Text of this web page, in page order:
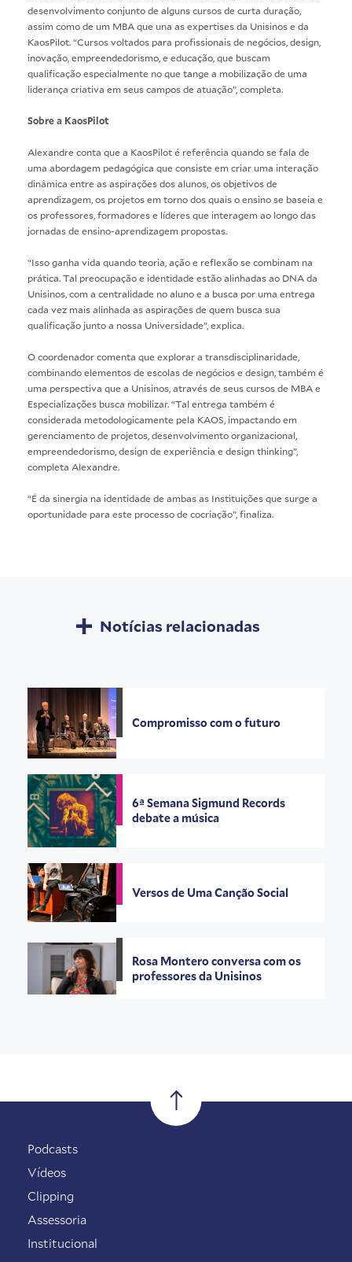
desenvolvimento conjunto de alguns cursos de curta duração,
assim como de um MBA que una as expertises da Unisinos e da
KaosPilot. “Cursos voltados para profissionais de negócios, design,
inovação, empreendedorismo, e educação, que buscam
qualificação especialmente no que tange a mobilização de uma
liderança criativa em seus campos de atuação”, completa.
Sobre a KaosPilot
Alexandre conta que a KaosPilot é referência quando se fala de
uma abordagem pedagógica que consiste em criar uma interação
dinâmica entre as aspirações dos alunos, os objetivos de
aprendizagem, os projetos em torno dos quais o ensino se baseia e
os professores, formadores e líderes que interagem ao longo das
jornadas de ensino-aprendizagem propostas.
“Isso ganha vida quando teoria, ação e reflexão se combinam na
prática. Tal preocupação e identidade estão alinhadas ao DNA da
Unisinos, com a centralidade no aluno e a busca por uma entrega
cada vez mais alinhada as aspirações de quem busca sua
qualificação junto a nossa Universidade”, explica.
O coordenador comenta que explorar a transdisciplinaridade,
combinando elementos de escolas de negócios e design, também é
uma perspectiva que a Unisinos, através de seus cursos de MBA e
Especializações busca mobilizar. “Tal entrega também é
considerada metodologicamente pela KAOS, impactando em
gerenciamento de projetos, desenvolvimento organizacional,
empreendedorismo, design de experiência e design thinking”,
completa Alexandre.
“É da sinergia na identidade de ambas as Instituições que surge a
oportunidade para este processo de cocriação”, finaliza.
Notícias relacionadas
Compromisso com o futuro
6ª Semana Sigmund Records
debate a música
Versos de Uma Canção Social
Rosa Montero conversa com os
professores da Unisinos
Podcasts
Vídeos
Clipping
Assessoria
Institucional